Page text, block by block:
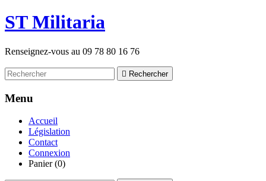
STMilitaria
Renseignez-vous au 09 78 80 16 76
 Rechercher
Menu
Accueil
Législation
Contact
Connexion
Panier (0)